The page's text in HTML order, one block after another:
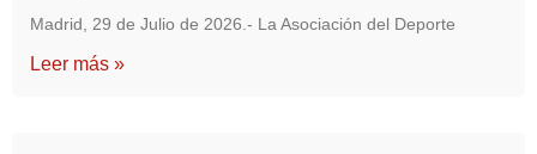
Madrid, 29 de Julio de 2026.- La Asociación del Deporte
Leer más »